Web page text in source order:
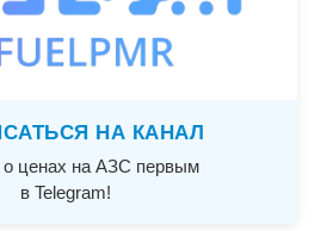
НА КАНАЛ
о ценах на АЗС первым
в Telegram!